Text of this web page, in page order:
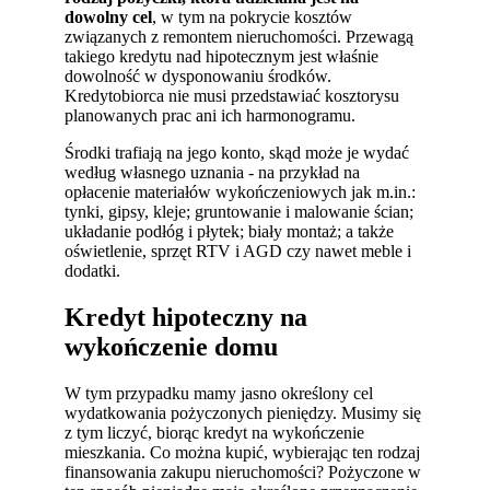
dowolny cel, w tym na pokrycie kosztów
związanych z remontem nieruchomości. Przewagą
takiego kredytu nad hipotecznym jest właśnie
dowolność w dysponowaniu środków.
Kredytobiorca nie musi przedstawiać kosztorysu
planowanych prac ani ich harmonogramu.
Środki trafiają na jego konto, skąd może je wydać
według własnego uznania - na przykład na
opłacenie materiałów wykończeniowych jak m.in.:
tynki, gipsy, kleje; gruntowanie i malowanie ścian;
układanie podłóg i płytek; biały montaż; a także
oświetlenie, sprzęt RTV i AGD czy nawet meble i
dodatki.
Kredyt hipoteczny na
wykończenie domu
W tym przypadku mamy jasno określony cel
wydatkowania pożyczonych pieniędzy. Musimy się
z tym liczyć, biorąc kredyt na wykończenie
mieszkania. Co można kupić, wybierając ten rodzaj
finansowania zakupu nieruchomości? Pożyczone w